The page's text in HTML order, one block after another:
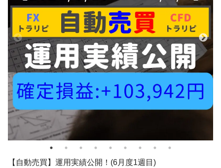
【自動売買】運用実績公開！(6月度1週目)